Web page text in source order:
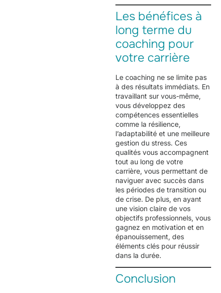
Les bénéfices à
long terme du
coaching pour
votre carrière
Le coaching ne se limite pas
à des résultats immédiats. En
travaillant sur vous-même,
vous développez des
compétences essentielles
comme la résilience,
l’adaptabilité et une meilleure
gestion du stress. Ces
qualités vous accompagnent
tout au long de votre
carrière, vous permettant de
naviguer avec succès dans
les périodes de transition ou
de crise. De plus, en ayant
une vision claire de vos
objectifs professionnels, vous
gagnez en motivation et en
épanouissement, des
éléments clés pour réussir
dans la durée.
Conclusion